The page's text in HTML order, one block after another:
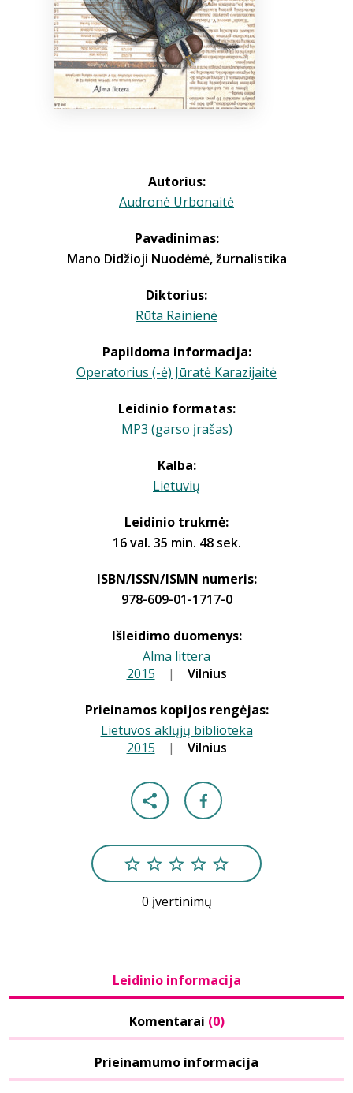
Autorius:
Audronė Urbonaitė
Pavadinimas:
Mano Didžioji Nuodėmė, žurnalistika
Diktorius:
Rūta Rainienė
Papildoma informacija:
Operatorius (-ė) Jūratė Karazijaitė
Leidinio formatas:
MP3 (garso įrašas)
Kalba:
Lietuvių
Leidinio trukmė:
16 val. 35 min. 48 sek.
ISBN/ISSN/ISMN numeris:
978-609-01-1717-0
Išleidimo duomenys:
Alma littera
2015 | Vilnius
Prieinamos kopijos rengėjas:
Lietuvos aklųjų biblioteka
2015 | Vilnius
0 įvertinimų
Leidinio informacija
Komentarai (0)
Prieinamumo informacija